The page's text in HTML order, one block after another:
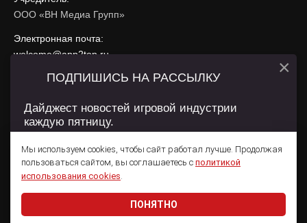
ООО «ВН Медиа Групп»
Электронная почта:
welcome@app2top.ru
При использовании материалов активная ссылка на
Сайт использует IP адреса, cookie, данные геолокации
использования содержатся вПолитике конфиденциальностии
Пользовательском соглашении .
© 2011 — 2026 App2Top 16+
Мы используем cookies, чтобы сайт работал лучше. Продолжая
пользоваться сайтом, вы соглашаетесь с политикой
использования cookies.
ПОНЯТНО
ПОДПИШИСЬ НА РАССЫЛКУ
Дайджест новостей игровой индустрии
каждую пятницу.
Даю согласие на обработкуперсональных данных
×